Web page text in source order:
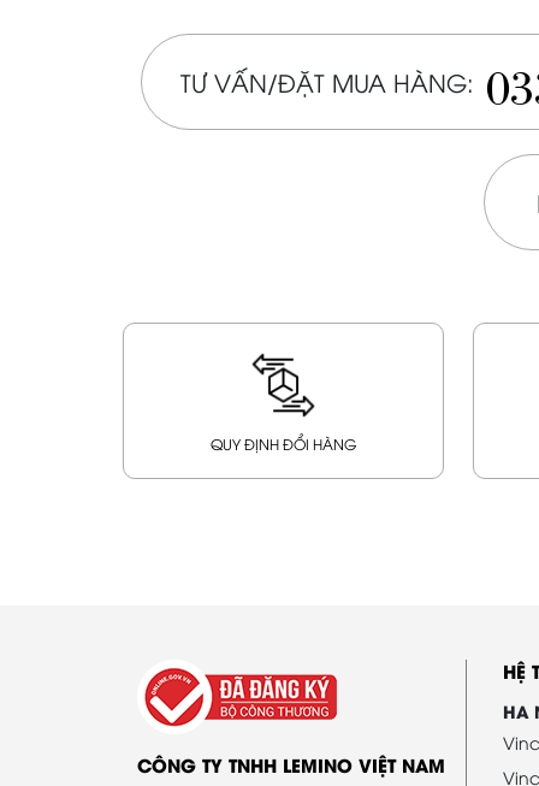
TƯ VẤN/ĐẶT MUA HÀNG:
QUY ĐỊNH ĐỔI HÀNG
CÔNG TY TNHH LEMINO VIỆT NAM
HỆ
HA